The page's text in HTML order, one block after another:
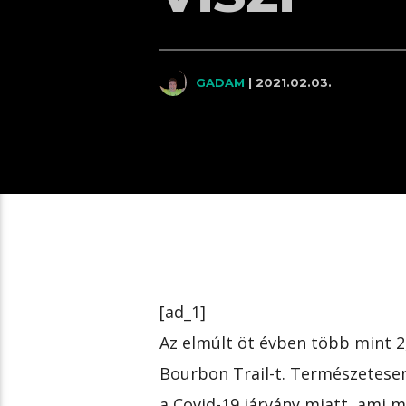
GADAM | 2021.02.03.
[ad_1]
Az elmúlt öt évben több mint
Bourbon Trail-t.